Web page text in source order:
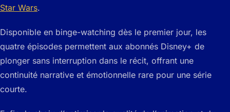
Star Wars.
Disponible en binge-watching dès le premier jour, les
quatre épisodes permettent aux abonnés Disney+ de
plonger sans interruption dans le récit, offrant une
continuité narrative et émotionnelle rare pour une série
courte.